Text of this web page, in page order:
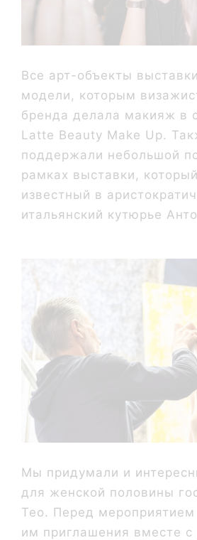
Все арт-объекты
модели, которым
бренда делала макияж в
Latte Beauty Make Up.
поддержали небольшой
рамках выставки,
известный в
итальянский кутюрье
Мы придумали и
для женской половины
Тео. Перед
им приглашения вместе с